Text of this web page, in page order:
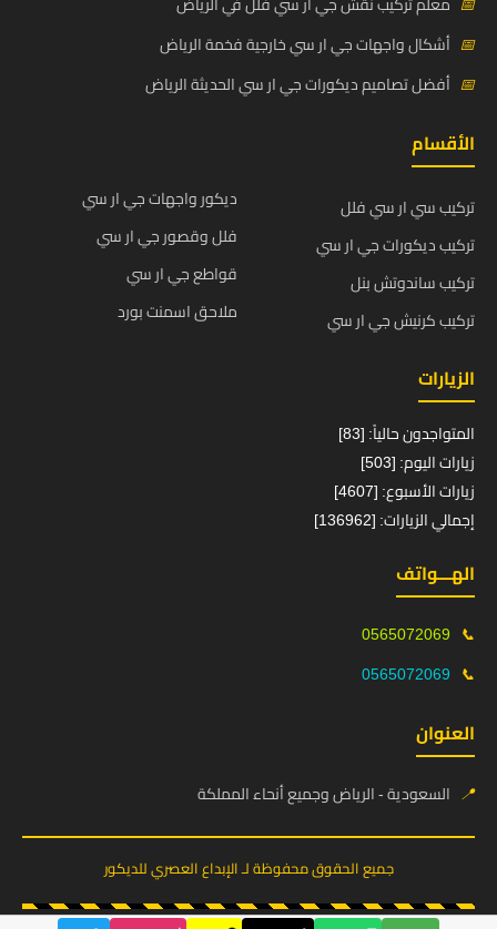
📅 أشكال واجهات جي ار سي خارجية فخمة الرياض
📅 أفضل تصاميم ديكورات جي ار سي الحديثة الرياض
الأقسام
تركيب سي ار سي فلل
تركيب ديكورات جي ار سي
تركيب ساندوتش بنل
تركيب كرنيش جي ار سي
ديكور واجهات جي ار سي
فلل وقصور جي ار سي
قواطع جي ار سي
ملاحق اسمنت بورد
الزيارات
المتواجدون حالياً: [83]
زيارات اليوم: [503]
زيارات الأسبوع: [4607]
إجمالي الزيارات: [136962]
الهـــواتف
📞
0565072069
📞
0565072069
العنوان
📍 السعودية - الرياض وجميع أنحاء المملكة
جميع الحقوق محفوظة لـ الإبداع العصري للديكور